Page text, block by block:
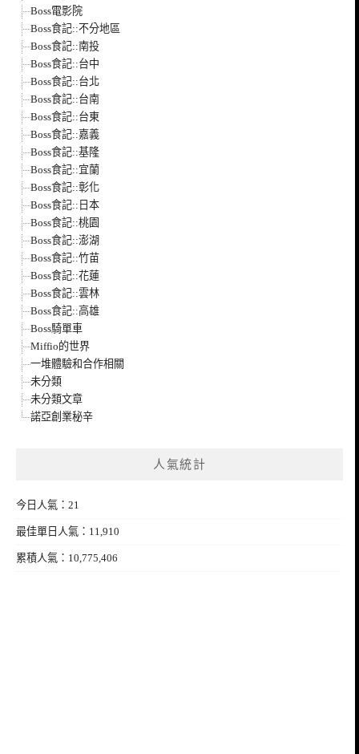
Boss電影院
Boss食記::不分地區
Boss食記::南投
Boss食記::台中
Boss食記::台北
Boss食記::台南
Boss食記::台東
Boss食記::嘉義
Boss食記::基隆
Boss食記::宜蘭
Boss食記::彰化
Boss食記::日本
Boss食記::桃園
Boss食記::澎湖
Boss食記::竹苗
Boss食記::花蓮
Boss食記::雲林
Boss食記::高雄
Boss騎單車
Miffio的世界
一堆體驗和合作相關
未分類
未分類文章
諾亞創業秘辛
人氣統計
今日人氣：21
最佳單日人氣：11,910
累積人氣：10,775,406